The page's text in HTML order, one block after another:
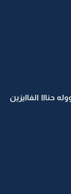
الفاايزين